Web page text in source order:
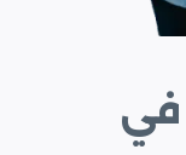
في